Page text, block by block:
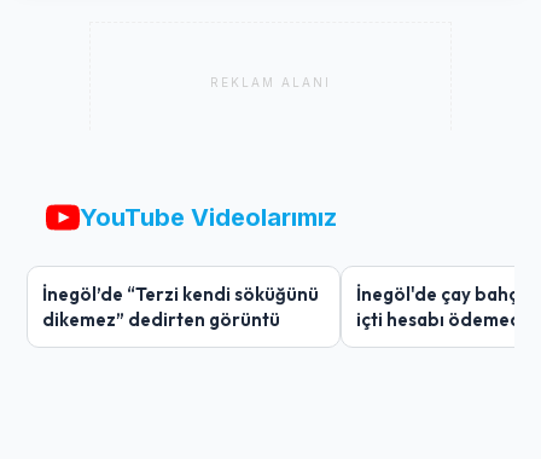
REKLAM ALANI
YouTube Videolarımız
İnegöl’de “Terzi kendi söküğünü
dikemez” dedirten görüntü
İnegöl'de çay
içti hesabı ödemedi